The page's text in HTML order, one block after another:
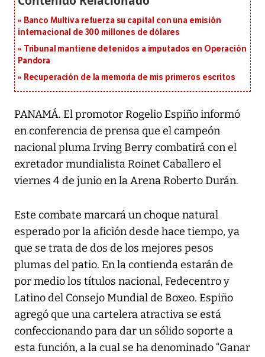
Banco Multiva refuerza su capital con una emisión
internacional de 300 millones de dólares
Tribunal mantiene detenidos a imputados en Operación
Pandora
Recuperación de la memoria de mis primeros escritos
PANAMÁ. El promotor Rogelio Espiño informó
en conferencia de prensa que el campeón
nacional pluma Irving Berry combatirá con el
exretador mundialista Roinet Caballero el
viernes 4 de junio en la Arena Roberto Durán.
Este combate marcará un choque natural
esperado por la afición desde hace tiempo, ya
que se trata de dos de los mejores pesos
plumas del patio. En la contienda estarán de
por medio los títulos nacional, Fedecentro y
Latino del Consejo Mundial de Boxeo. Espiño
agregó que una cartelera atractiva se está
confeccionando para dar un sólido soporte a
esta función, a la cual se ha denominado “Ganar